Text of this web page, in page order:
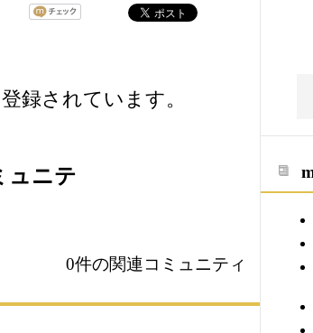
録されています。
ュニテ
0件の関連コミュニティ